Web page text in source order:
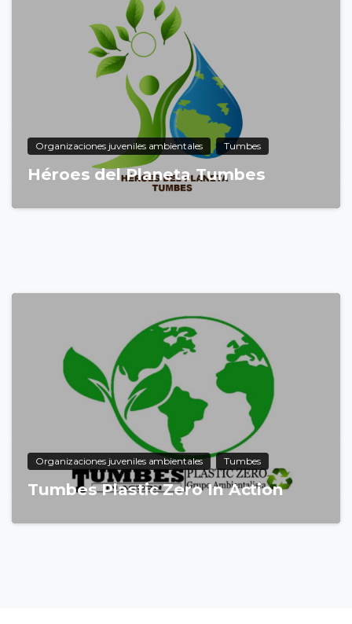
Organizaciones juveniles ambientales Tumbes
Héroes del Planeta Tumbes
Organizaciones juveniles ambientales Tumbes
Tumbes Plastic Zero In Action